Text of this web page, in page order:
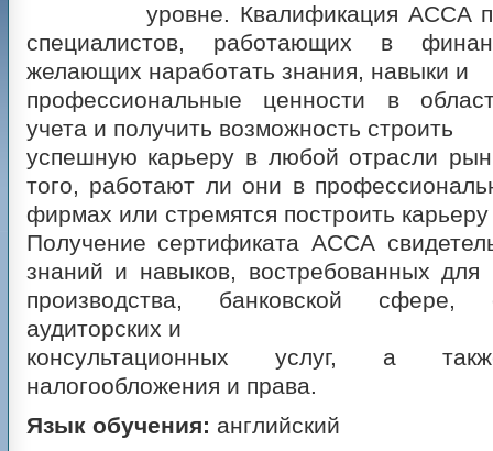
уровне. Квалификация ACCA
специалистов, работающих в
желающих наработать знания, навыки и
профессиональные ценности в
учета и получить возможность строить
успешную карьеру в любой отрасли
того, работают ли они в
фирмах или стремятся построить
Получение сертификата ACCA
знаний и навыков, востребованных
производства, банковской сфере,
аудиторских и
консультационных услуг, а
налогообложения и права.
Язык обучения: английский